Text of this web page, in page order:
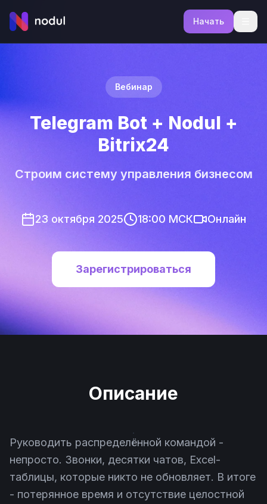
Начать
Вебинар
Telegram Bot + Nodul +
Bitrix24
Строим систему управления бизнесом
23 октября 2025 18:00 МСК Онлайн
Зарегистрироваться
Описание
Руководить распределённой командой -
непросто. Звонки, десятки чатов, Excel-
таблицы, которые никто не обновляет. В итоге
- потерянное время и отсутствие целостной